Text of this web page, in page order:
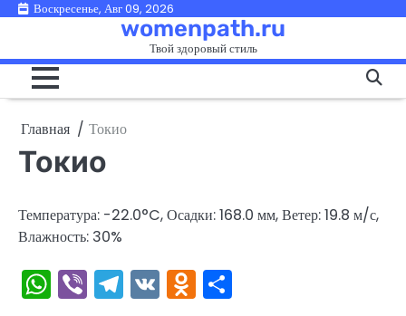
ПерейтиВоскресенье, Авг 09, 2026
womenpath.ru
Твой здоровый стиль
Главная Токио
Токио
Температура: -22.0°C, Осадки: 168.0 мм, Ветер: 19.8 м/с,
Влажность: 30%
WhatsApp
ViberTelegram
VKOdnoklassniki